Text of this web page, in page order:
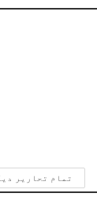
تمام تحاریر